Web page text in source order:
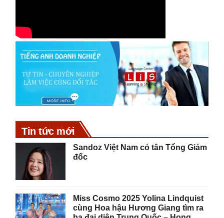
Tin tức mới
Sandoz Việt Nam có tân Tổng Giám
đốc
Miss Cosmo 2025 Yolina Lindquist
cùng Hoa hậu Hương Giang tìm ra